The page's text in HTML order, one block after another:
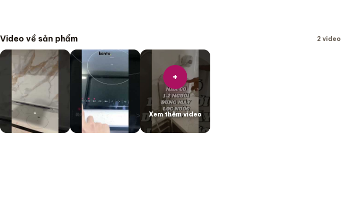
Video về sản phẩm 2 video
+
Xem thêm video